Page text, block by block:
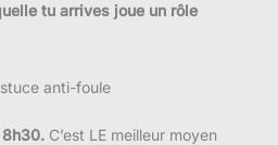
tu arrives joue un rôle
anti-foule
C’est LE meilleur moyen